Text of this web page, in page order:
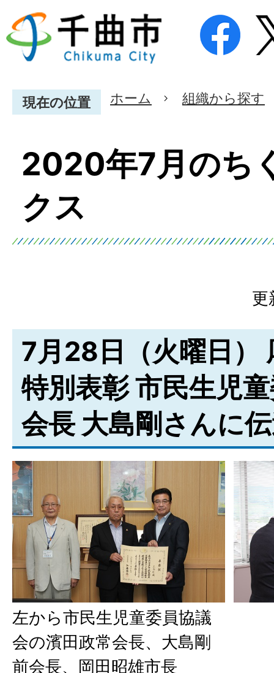
現在の位置 ホーム 組織から探す
2020年7月のち
クス
更
7月28日（火曜日）
特別表彰 市民生児
会長 大島剛さんに
左から市民生児童委員協議
会の濱田政常会長、大島剛
前会長、岡田昭雄市長